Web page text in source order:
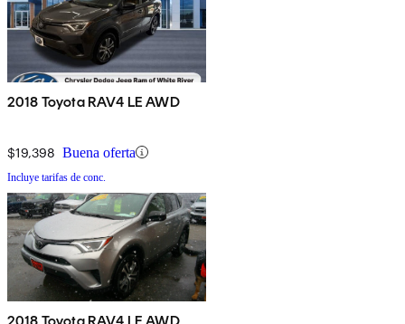
2018 Toyota RAV4 LE AWD
$19,398 Buena oferta
Incluye tarifas de conc.